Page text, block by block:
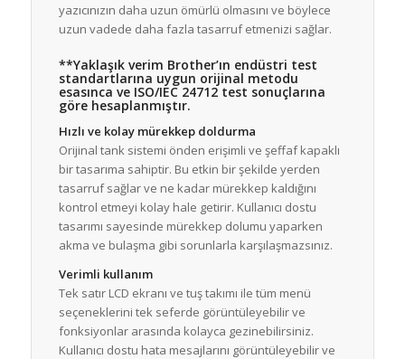
yazıcınızın daha uzun ömürlü olmasını ve böylece
uzun vadede daha fazla tasarruf etmenizi sağlar.
**Yaklaşık verim Brother’ın endüstri test
standartlarına uygun orijinal metodu
esasınca ve ISO/IEC 24712 test sonuçlarına
göre hesaplanmıştır.
Hızlı ve kolay mürekkep doldurma
Orijinal tank sistemi önden erişimli ve şeffaf kapaklı
bir tasarıma sahiptir. Bu etkin bir şekilde yerden
tasarruf sağlar ve ne kadar mürekkep kaldığını
kontrol etmeyi kolay hale getirir. Kullanıcı dostu
tasarımı sayesinde mürekkep dolumu yaparken
akma ve bulaşma gibi sorunlarla karşılaşmazsınız.
Verimli kullanım
Tek satır LCD ekranı ve tuş takımı ile tüm menü
seçeneklerini tek seferde görüntüleyebilir ve
fonksiyonlar arasında kolayca gezinebilirsiniz.
Kullanıcı dostu hata mesajlarını görüntüleyebilir ve